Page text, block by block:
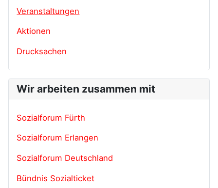
Veranstaltungen
Aktionen
Drucksachen
Wir arbeiten zusammen mit
Sozialforum Fürth
Sozialforum Erlangen
Sozialforum Deutschland
Bündnis Sozialticket